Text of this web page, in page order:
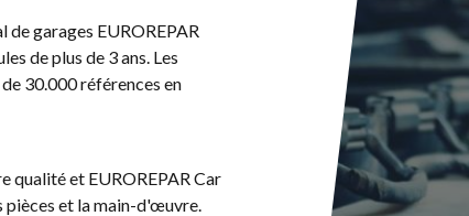
garages EUROREPAR
de plus de 3 ans. Les
30.000 références en
qualité et EUROREPAR Car
pièces et la main-d'œuvre.